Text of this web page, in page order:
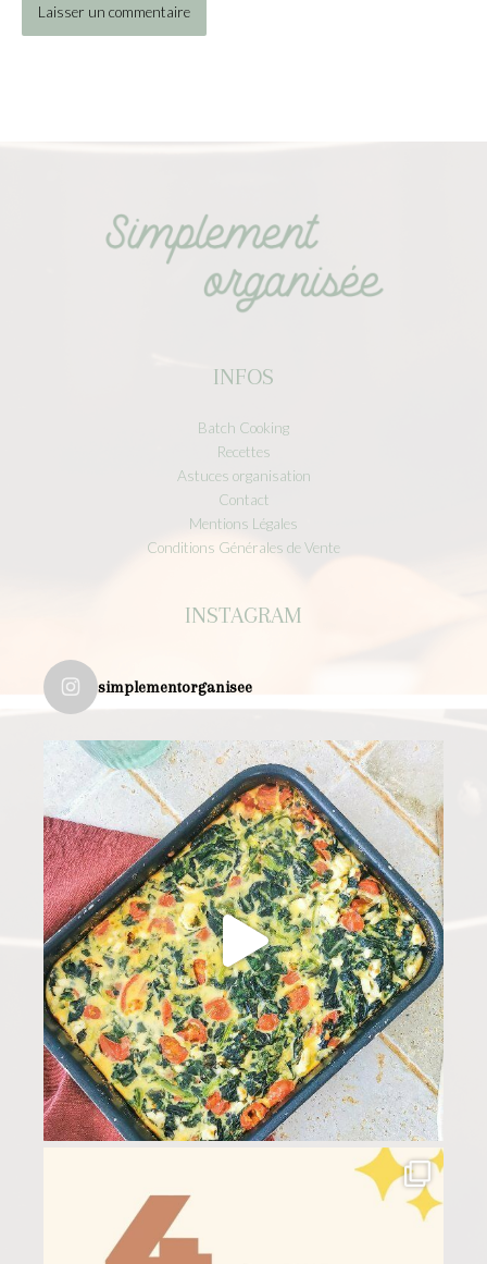
INFOS
Batch Cooking
Recettes
Astuces organisation
Contact
Mentions Légales
Conditions Générales de Vente
INSTAGRAM
simplementorganisee